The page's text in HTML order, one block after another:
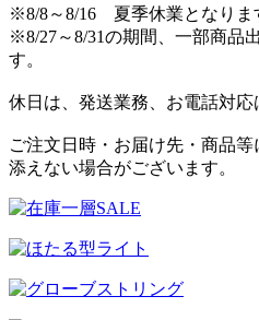
※8/8～8/16 夏季休業となりま
※8/27～8/31の期間、一部商品
す。
休日は、発送業務、お電話対応
ご注文日時・お届け先・商品
添えない場合がございます。